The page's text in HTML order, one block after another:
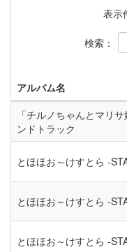
表示
検索：
アルバム名
「チルノちゃんとマリ
ンドトラック
とほほお～けすとら -
とほほお～けすとら -
とほほお～けすとら -